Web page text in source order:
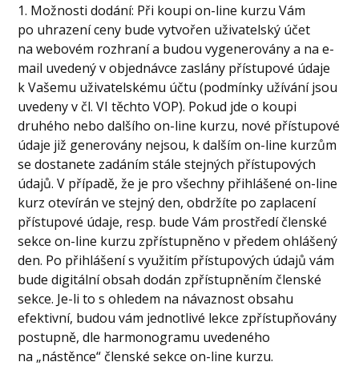
1. Možnosti dodání: Při koupi on-line kurzu Vám
po uhrazení ceny bude vytvořen uživatelský účet
na webovém rozhraní a budou vygenerovány a na e-
mail uvedený v objednávce zaslány přístupové údaje
k Vašemu uživatelskému účtu (podmínky užívání jsou
uvedeny v čl. VI těchto VOP). Pokud jde o koupi
druhého nebo dalšího on-line kurzu, nové přístupové
údaje již generovány nejsou, k dalším on-line kurzům
se dostanete zadáním stále stejných přístupových
údajů. V případě, že je pro všechny přihlášené on-line
kurz otevírán ve stejný den, obdržíte po zaplacení
přístupové údaje, resp. bude Vám prostředí členské
sekce on-line kurzu zpřístupněno v předem ohlášený
den. Po přihlášení s využitím přístupových údajů vám
bude digitální obsah dodán zpřístupněním členské
sekce. Je-li to s ohledem na návaznost obsahu
efektivní, budou vám jednotlivé lekce zpřístupňovány
postupně, dle harmonogramu uvedeného
na „nástěnce“ členské sekce on-line kurzu.